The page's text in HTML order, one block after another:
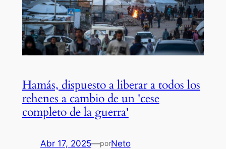
Hamás, dispuesto a liberar a todos los
rehenes a cambio de un 'cese
completo de la guerra'
Abr 17, 2025—porNeto